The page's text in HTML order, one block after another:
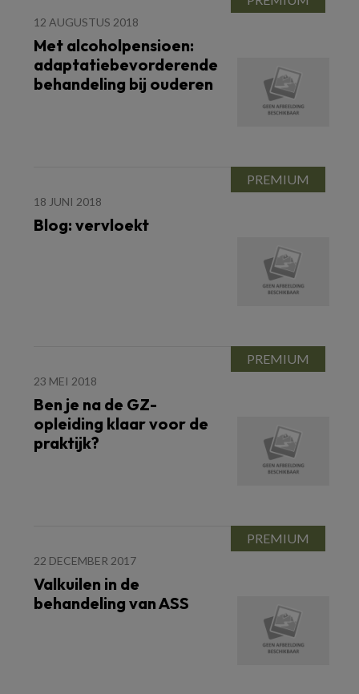
12 AUGUSTUS 2018
Met alcoholpensioen:
adaptatiebevorderende
behandeling bij ouderen
18 JUNI 2018
Blog: vervloekt
23 MEI 2018
Ben je na de GZ-
opleiding klaar voor de
praktijk?
22 DECEMBER 2017
Valkuilen in de
behandeling van ASS